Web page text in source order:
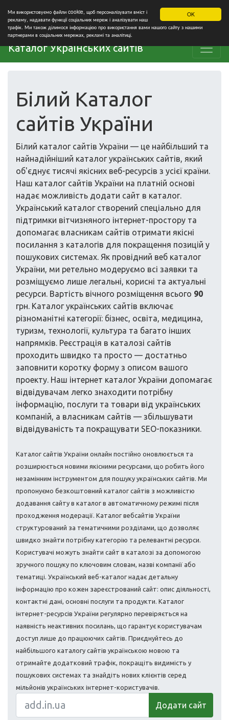
OK
Ми використовуємо файли cookie, щоб персоналізувати вміст і
рекламу, надавати функції соціальних мереж і аналізувати наш
трафік. Ми також ділимося інформацією про використання вами нашого сайту з нашими
партнерами в соціальних мережах, рекламі та аналітиці.
Каталог Українських сайтів
Білий Каталог
сайтів України
Білий каталог сайтів України — це найбільший та
найнадійніший каталог українських сайтів, який
об'єднує тисячі якісних веб-ресурсів з усієї країни.
Наш каталог сайтів України на платній основі
надає можливість додати сайт в каталог.
Український каталог створений спеціально для
підтримки вітчизняного інтернет-простору та
допомагає власникам сайтів отримати якісні
посилання з каталогів для покращення позицій у
пошукових системах. Як провідний веб каталог
України, ми ретельно модеруємо всі заявки та
розміщуємо лише легальні, корисні та актуальні
ресурси. Вартість вічного розміщення всього 90
грн. Каталог українських сайтів включає
різноманітні категорії: бізнес, освіта, медицина,
туризм, технології, культура та багато інших
напрямків. Реєстрація в каталозі сайтів
проходить швидко та просто — достатньо
заповнити коротку форму з описом вашого
проекту. Наш інтернет каталог України допомагає
відвідувачам легко знаходити потрібну
інформацію, послуги та товари від українських
компаній, а власникам сайтів — збільшувати
відвідуваність та покращувати SEO-показники.
Каталог сайтів України онлайн постійно оновлюється та
розширюється новими якісними ресурсами, що робить його
незамінним інструментом для пошуку українських сайтів. Ми
пропонуємо безкоштовний каталог сайтів з можливістю
додавання сайту в каталог в автоматичному режимі після
проходження модерації. Каталог вебсайтів України
структурований за тематичними розділами, що дозволяє
швидко знайти потрібну категорію та релевантні ресурси.
Користувачі можуть знайти сайт в каталозі за допомогою
зручного пошуку по ключовим словам, назві компанії або
тематиці. Український веб-каталог надає детальну
інформацію про кожен зареєстрований сайт: опис діяльності,
контактні дані, основні послуги та продукти. Каталог
інтернет-ресурсів України регулярно перевіряється на
наявність неактивних посилань, що гарантує користувачам
доступ лише до працюючих сайтів. Приєднуйтесь до
найбільшого каталогу сайтів українською мовою та
отримайте додатковий трафік, покращіть видимість у
пошукових системах та знайдіть нових клієнтів серед
мільйонів українських інтернет-користувачів.
Додати сайт